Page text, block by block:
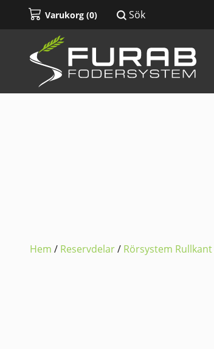
Varukorg (0) Sök
Hem / Reservdelar/ Rörsystem Rullkant